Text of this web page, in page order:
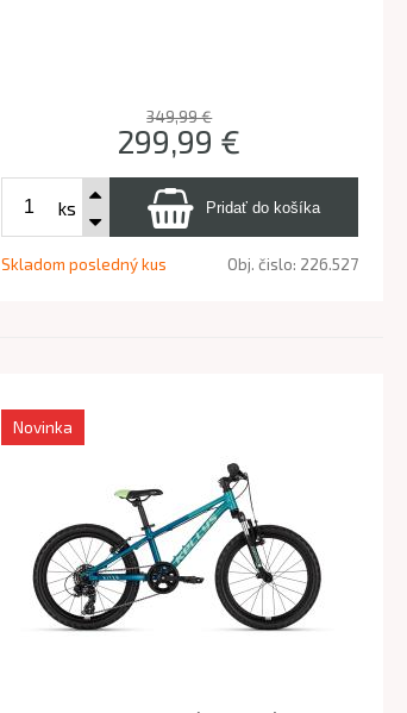
349,99 €
299,99 €
ks
Skladom posledný kus Obj. čislo: 226.527
Novinka